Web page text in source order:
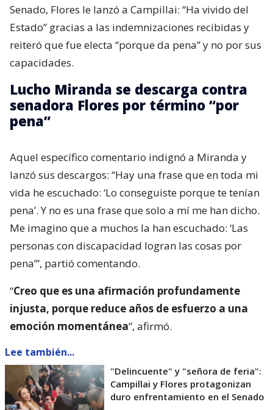
Senado, Flores le lanzó a Campillai: “Ha vivido del
Estado” gracias a las indemnizaciones recibidas y
reiteró que fue electa “porque da pena” y no por sus
capacidades.
Lucho Miranda se descarga contra
senadora Flores por término “por
pena”
Aquel específico comentario indignó a Miranda y
lanzó sus descargos: “Hay una frase que en toda mi
vida he escuchado: ‘Lo conseguiste porque te tenían
pena’. Y no es una frase que solo a mí me han dicho.
Me imagino que a muchos la han escuchado: ‘Las
personas con discapacidad logran las cosas por
pena’”, partió comentando.
“Creo que es una afirmación profundamente
injusta, porque reduce años de esfuerzo a una
emoción momentánea”, afirmó.
Lee también...
"Delincuente" y "señora de feria":
Campillai y Flores protagonizan
duro enfrentamiento en el Senado